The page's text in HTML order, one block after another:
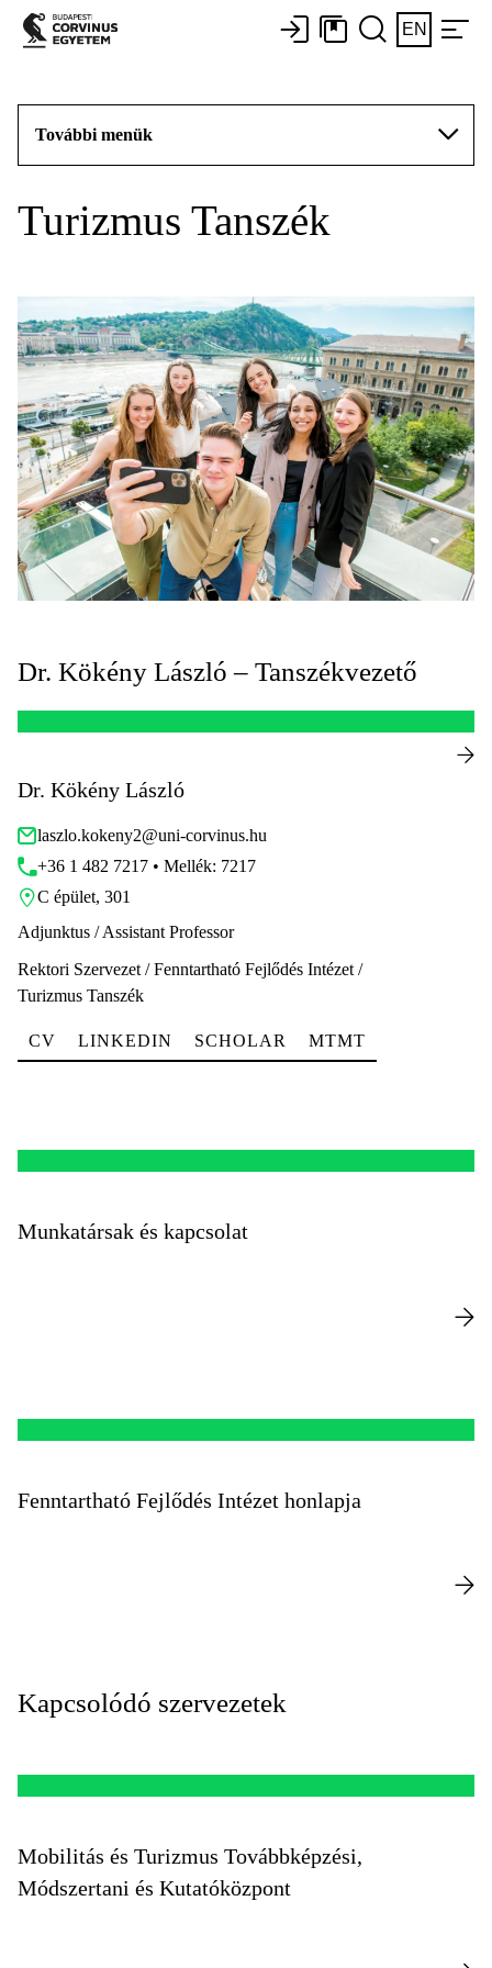
EN
További menük
Turizmus Tanszék
Dr. Kökény László – Tanszékvezető
Dr. Kökény László
laszlo.kokeny2@uni-corvinus.hu
+36 1 482 7217 • Mellék: 7217
C épület, 301
Adjunktus / Assistant Professor
Rektori Szervezet / Fenntartható Fejlődés Intézet /
Turizmus Tanszék
CV LINKEDIN SCHOLAR MTMT
Munkatársak és kapcsolat
Fenntartható Fejlődés Intézet honlapja
Kapcsolódó szervezetek
Mobilitás és Turizmus Továbbképzési,
Módszertani és Kutatóközpont